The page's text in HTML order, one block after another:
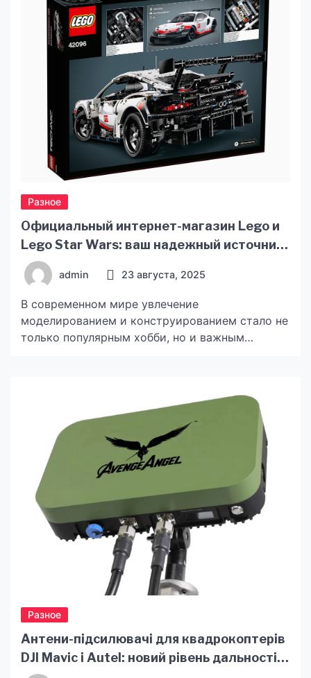
инвесторов и укрепить позиции вашего
бизнеса. Компании, которые уделяют внимание
оценке, получают конкурентные преимущества,
проще привлекают внешнее финансирование и
заключают выгодные сделки. […]
Разное
Официальный интернет-магазин Lego и
Lego Star Wars: ваш надежный источник
качественных конструкторов
admin 23 августа, 2025
В современном мире увлечение
моделированием и конструированием стало не
только популярным хобби, но и важным
мировой лидер в производстве конструктора,
который уже десятилетиями радует миллионы
поклонников по всему миру. В этой статье мы
расскажем про официальный интернет-магазин
Разное
Антени-підсилювачі для квадрокоптерів
DJI Mavic і Autel: новий рівень дальності